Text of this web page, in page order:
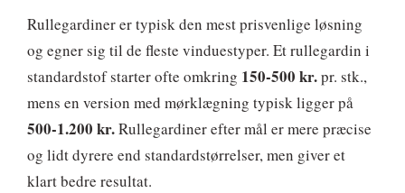
Rullegardiner er typisk den mest prisvenlige løsning
og egner sig til de fleste vinduestyper. Et rullegardin i
standardstof starter ofte omkring 150-500 kr.pr. stk.,
mens en version med mørklægning typisk ligger på
500-1.200 kr.Rullegardiner efter mål er mere præcise
og lidt dyrere end standardstørrelser, men giver et
klart bedre resultat.